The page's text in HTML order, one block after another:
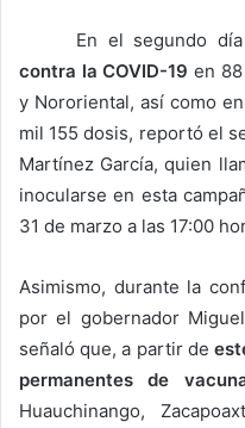
En el segundo
contra la COVID-19 en
y Nororiental, así como
mil 155 dosis, reportó el
Martínez García, quien
inocularse en esta
31 de marzo a las 17:00
Asimismo, durante la
por el gobernador
señaló que, a partir de
permanentes de
Huauchinango,